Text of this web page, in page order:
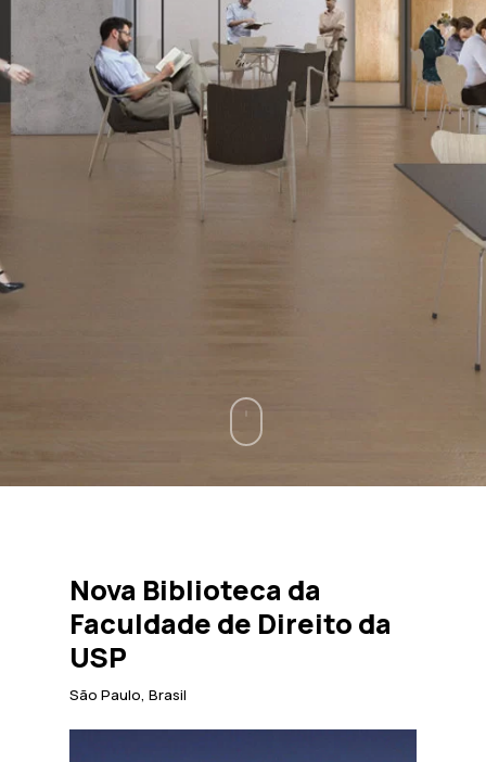
Nova Biblioteca da
Faculdade de Direito da
USP
São Paulo, Brasil